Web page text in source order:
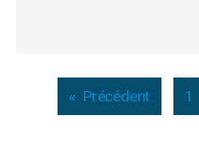
« Précédent 1